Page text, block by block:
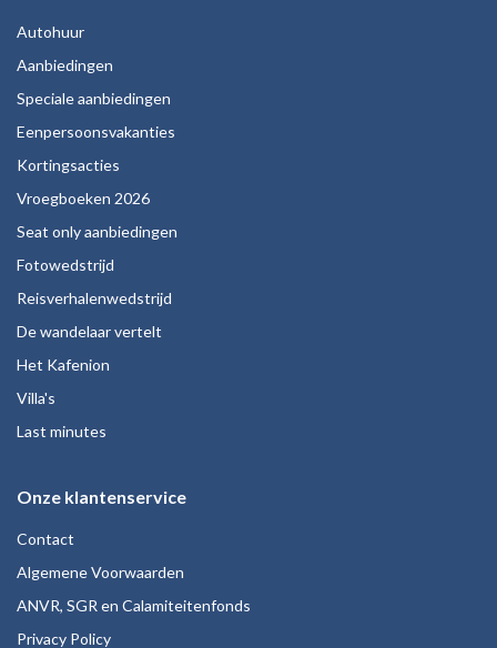
Autohuur
Aanbiedingen
Speciale aanbiedingen
Eenpersoonsvakanties
Kortingsacties
Vroegboeken 2026
Seat only aanbiedingen
Fotowedstrijd
Reisverhalenwedstrijd
De wandelaar vertelt
Het Kafenion
Villa's
Last minutes
Onze klantenservice
Contact
Algemene Voorwaarden
ANVR, SGR en Calamiteitenfonds
Privacy Policy